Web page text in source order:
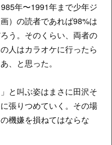
年〜1991年まで少年ジ
）の読者であれば98%は
う。そのくらい、両者の
人はカラオケに行ったら
、と思った。
と叫ぶ姿はまさに田沢そ
張りつめていく。その場
機嫌を損ねてはならな